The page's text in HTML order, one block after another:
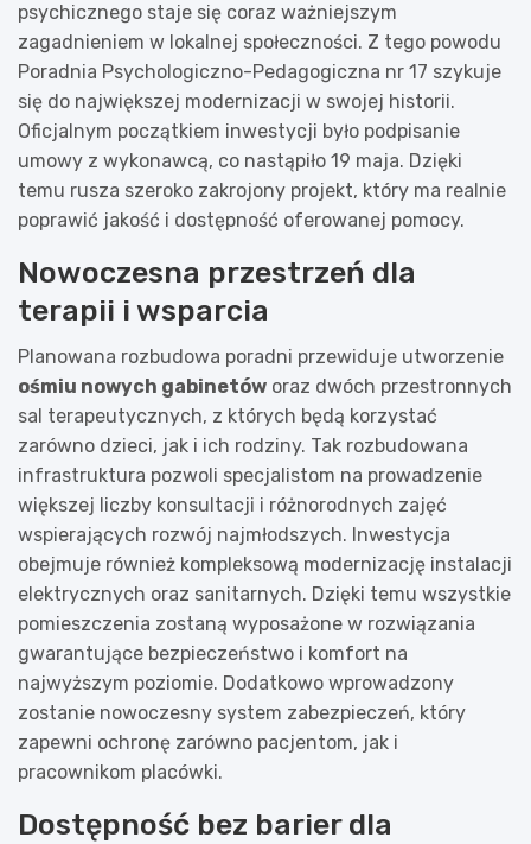
psychicznego staje się coraz ważniejszym
zagadnieniem w lokalnej społeczności. Z tego powodu
Poradnia Psychologiczno-Pedagogiczna nr 17 szykuje
się do największej modernizacji w swojej historii.
Oficjalnym początkiem inwestycji było podpisanie
umowy z wykonawcą, co nastąpiło 19 maja. Dzięki
temu rusza szeroko zakrojony projekt, który ma realnie
poprawić jakość i dostępność oferowanej pomocy.
Nowoczesna przestrzeń dla
terapii i wsparcia
Planowana rozbudowa poradni przewiduje utworzenie
ośmiu nowych gabinetów oraz dwóch przestronnych
sal terapeutycznych, z których będą korzystać
zarówno dzieci, jak i ich rodziny. Tak rozbudowana
infrastruktura pozwoli specjalistom na prowadzenie
większej liczby konsultacji i różnorodnych zajęć
wspierających rozwój najmłodszych. Inwestycja
obejmuje również kompleksową modernizację instalacji
elektrycznych oraz sanitarnych. Dzięki temu wszystkie
pomieszczenia zostaną wyposażone w rozwiązania
gwarantujące bezpieczeństwo i komfort na
najwyższym poziomie. Dodatkowo wprowadzony
zostanie nowoczesny system zabezpieczeń, który
zapewni ochronę zarówno pacjentom, jak i
pracownikom placówki.
Dostępność bez barier dla